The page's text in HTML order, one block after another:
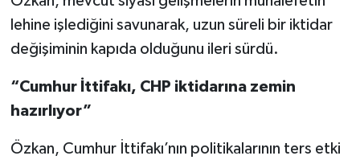
lehine işlediğini savunarak, uzun süreli bir iktidar
değişiminin kapıda olduğunu ileri sürdü.
“Cumhur İttifakı, CHP iktidarına zemin
hazırlıyor”
Özkan, Cumhur İttifakı’nın politikalarının ters etki